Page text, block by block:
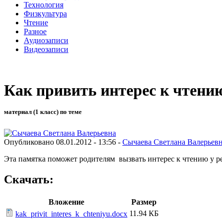
Технология
Физкультура
Чтение
Разное
Аудиозаписи
Видеозаписи
Как привить интерес к
материал (1 класс) по теме
Опубликовано 08.01.2012 - 13:56 - Сычаева Светлана
Эта памятка поможет родителям вызвать интерес к чтению у
Скачать:
Вложение
Размер
kak_privit_interes_k_chteniyu.docx 11.94 КБ